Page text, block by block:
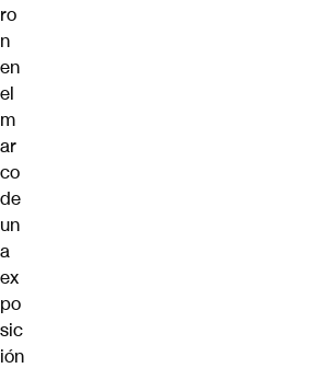
ro
n
en
el
m
ar
co
de
un
a
ex
po
sic
ión